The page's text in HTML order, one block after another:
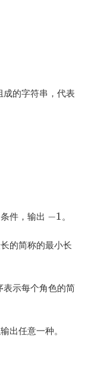
的字符串，代表
件，输出 −1 。
的简称的最小长
示每个角色的简
出任意一种。